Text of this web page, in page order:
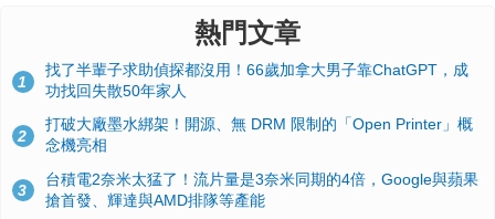
熱門文章
1
找了半輩子求助偵探都沒用！66歲加拿大男子靠ChatGPT，成
功找回失散50年家人
2
打破大廠墨水綁架！開源、無 DRM 限制的「Open Printer」概
念機亮相
3
台積電2奈米太猛了！流片量是3奈米同期的4倍，Google與蘋果
搶首發、輝達與AMD排隊等產能